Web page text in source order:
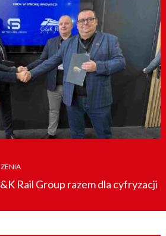
Rail Group razem dla cyfryzacji